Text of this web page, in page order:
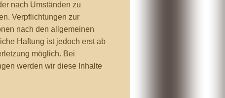
nach Umständen zu
Verpflichtungen zur
nach den allgemeinen
Haftung ist jedoch erst ab
möglich. Bei
werden wir diese Inhalte